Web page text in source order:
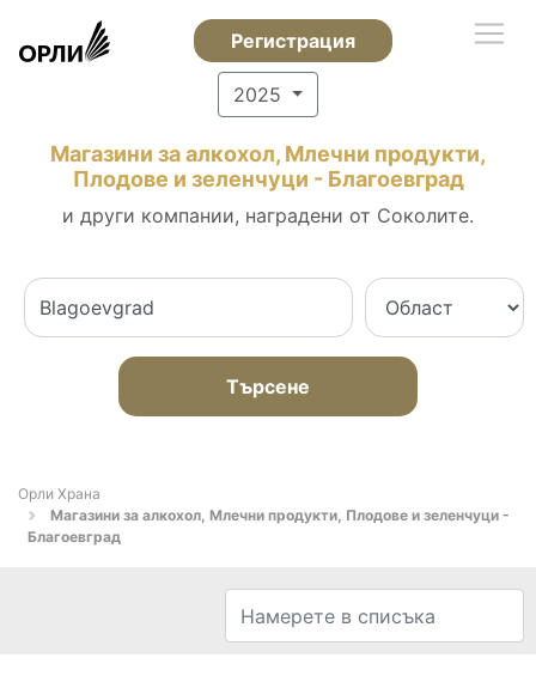
Регистрация
2025
Магазини за алкохол, Млечни продукти,
Плодове и зеленчуци - Благоевград
и други компании, наградени от Соколите.
Търсене
Орли Храна
Магазини за алкохол, Млечни продукти, Плодове и зеленчуци -
Благоевград